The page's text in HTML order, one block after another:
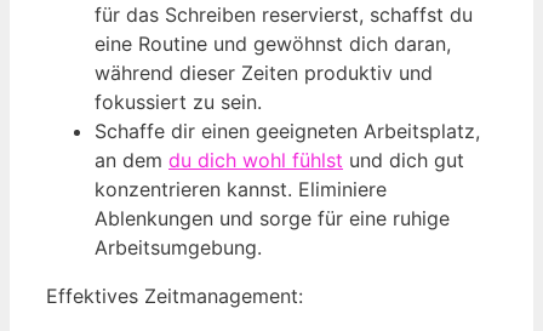
für das Schreiben reservierst, schaffst du
eine Routine und gewöhnst dich daran,
während dieser Zeiten produktiv und
fokussiert zu sein.
Schaffe dir einen geeigneten Arbeitsplatz,
an dem du dich wohl fühlst und dich gut
konzentrieren kannst. Eliminiere
Ablenkungen und sorge für eine ruhige
Arbeitsumgebung.
Effektives Zeitmanagement: